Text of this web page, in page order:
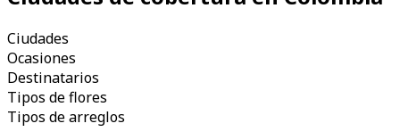
Ciudades
Ocasiones
Destinatarios
Tipos de flores
Tipos de arreglos